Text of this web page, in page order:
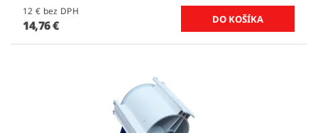
12 € bez DPH
14,76 €